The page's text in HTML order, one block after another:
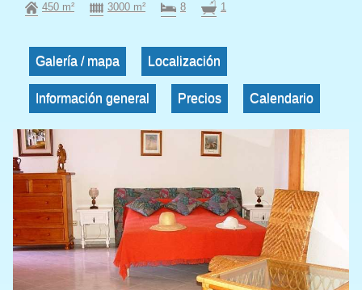
450 m² 3000 m² 8 1
Galería / mapa Localización
Información general Precios Calendario